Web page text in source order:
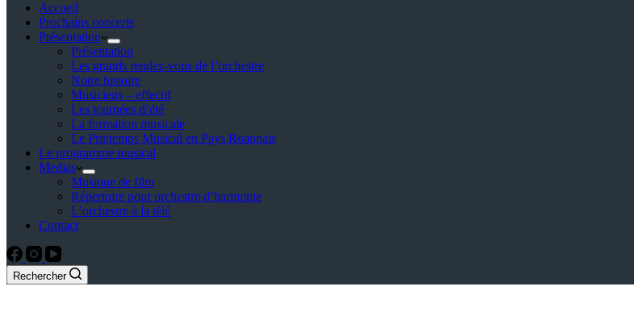
Accueil
Prochains concerts
Présentation
Présentation
Les grands rendez-vous de l’orchestre
Notre histoire
Musiciens – effectif
Les tournées d’été
La formation musicale
Le Printemps Musical en Pays Roannais
Le programme musical
Medias
Musique de film
Répertoire pour orchestre d’harmonie
L’orchestre à la télé
Contact
Rechercher